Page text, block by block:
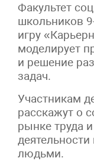
Факультет
школьников
игру
моделирует
и решение
задач.
Участникам
расскажут о
рынке труда
людьми.